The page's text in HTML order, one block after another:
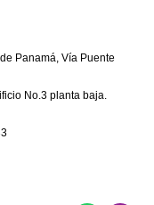
Panamá, Vía Puente
No.3 planta baja.